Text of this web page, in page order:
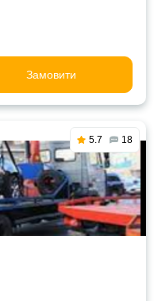
Замовити
5.7 18